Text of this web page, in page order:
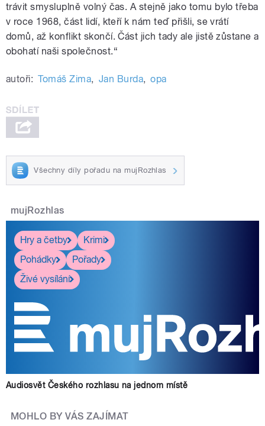
trávit smysluplně volný čas. A stejně jako tomu bylo třeba
v roce 1968, část lidí, kteří k nám teď přišli, se vrátí
domů, až konflikt skončí. Část jich tady ale jistě zůstane a
obohatí naši společnost.“
autoři: Tomáš Zima, Jan Burda, opa
Všechny díly pořadu na mujRozhlas
mujRozhlas
Hry a četby
Krimi
Pohádky
Pořady
Živé vysílání
Audiosvět Českého rozhlasu na jednom místě
MOHLO BY VÁS ZAJÍMAT